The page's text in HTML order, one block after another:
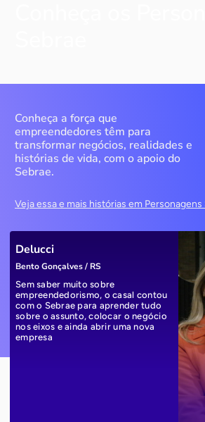
Conheça a força que
empreendedores têm para
transformar negócios, realidades e
histórias de vida, com o apoio do
Sebrae.
Veja essa e mais histórias em Personagens
Delucci
Bento Gonçalves / RS
Sem saber muito sobre
empreendedorismo, o casal contou
com o Sebrae para aprender tudo
sobre o assunto, colocar o negócio
nos eixos e ainda abrir uma nova
empresa